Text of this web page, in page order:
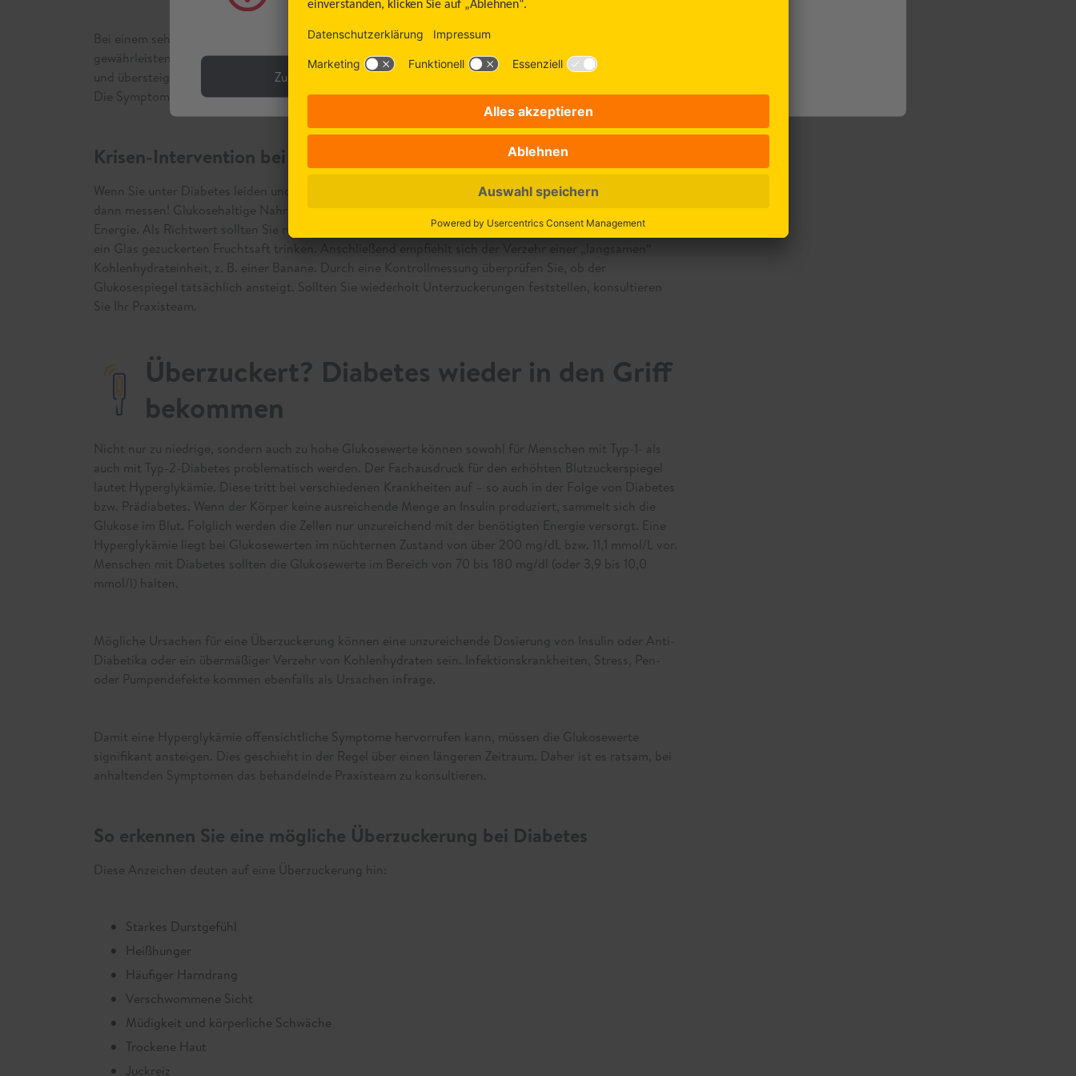
Bei einem sehr niedrigen Glukosewert kann der Körper die Versorgung der Gehirnzellen nicht mehr
gewährleisten: In diesem Fall droht ein hypoglykämischer Schock mit Bewusstlosigkeit, Krampfneigung
und übersteigerten Reflexen. Menschen mit Diabetes sind in diesem Stadium auf Fremdhilfe angewiesen.
Die Symptome einer Hypoglykämie sind also keinesfalls auf die leichte Schulter zu nehmen.
Krisen-Intervention bei Unterzucker
Wenn Sie unter Diabetes leiden und erste Anzeichen einer Unterzuckerung bemerken, gilt: Erst essen,
dann messen! Glukosehaltige Nahrung wie Traubenzucker liefert schnell die nun dringend benötigte
Energie. Als Richtwert sollten Sie rund 20 Gramm Glukose zu sich nehmen. Alternativ können Sie auch
ein Glas gezuckerten Fruchtsaft trinken. Anschließend empfiehlt sich der Verzehr einer „langsamen“
Kohlenhydrateinheit, z. B. einer Banane. Durch eine Kontrollmessung überprüfen Sie, ob der
Glukosespiegel tatsächlich ansteigt. Sollten Sie wiederholt Unterzuckerungen feststellen, konsultieren
Sie Ihr Praxisteam.
Überzuckert? Diabetes wieder in den Griff
bekommen
Nicht nur zu niedrige, sondern auch zu hohe Glukosewerte können sowohl für Menschen mit Typ-1- als
auch mit Typ-2-Diabetes problematisch werden. Der Fachausdruck für den erhöhten Blutzuckerspiegel
lautet Hyperglykämie. Diese tritt bei verschiedenen Krankheiten auf – so auch in der Folge von Diabetes
bzw. Prädiabetes. Wenn der Körper keine ausreichende Menge an Insulin produziert, sammelt sich die
Glukose im Blut. Folglich werden die Zellen nur unzureichend mit der benötigten Energie versorgt. Eine
Hyperglykämie liegt bei Glukosewerten im nüchternen Zustand von über 200 mg/dL bzw. 11,1 mmol/L vor.
Menschen mit Diabetes sollten die Glukosewerte im Bereich von 70 bis 180 mg/dl (oder 3,9 bis 10,0
mmol/l) halten.
Mögliche Ursachen für eine Überzuckerung können eine unzureichende Dosierung von Insulin oder Anti-
Diabetika oder ein übermäßiger Verzehr von Kohlenhydraten sein. Infektionskrankheiten, Stress, Pen-
oder Pumpendefekte kommen ebenfalls als Ursachen infrage.
Damit eine Hyperglykämie offensichtliche Symptome hervorrufen kann, müssen die Glukosewerte
signifikant ansteigen. Dies geschieht in der Regel über einen längeren Zeitraum. Daher ist es ratsam, bei
anhaltenden Symptomen das behandelnde Praxisteam zu konsultieren.
So erkennen Sie eine mögliche Überzuckerung bei Diabetes
Diese Anzeichen deuten auf eine Überzuckerung hin:
Starkes Durstgefühl
Heißhunger
Häufiger Harndrang
Verschwommene Sicht
Müdigkeit und körperliche Schwäche
Trockene Haut
Juckreiz
Zurück